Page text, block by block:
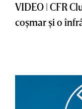
VIDEO | CFR
coşmar şi o